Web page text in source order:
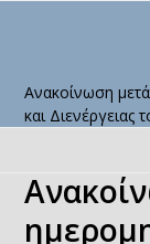
menu
menu
Ανακοίνωση
και Διενέργειας